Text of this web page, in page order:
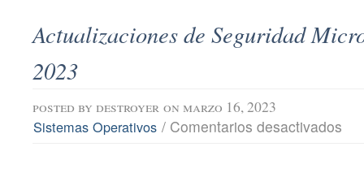
Actualizaciones de Seguridad
2023
posted by destroyer on marzo 16, 2023
Sistemas Operativos / Comentarios desactivados